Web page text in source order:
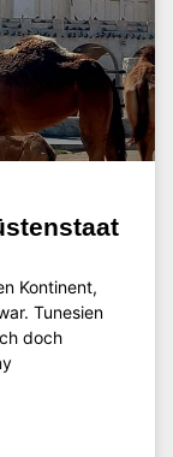
Kontinent,
Tunesien
doch